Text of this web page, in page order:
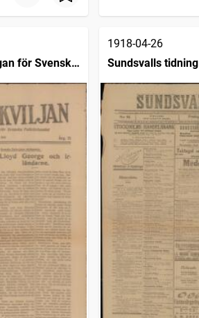
för Svenska
1918-04-26
Sundsvalls tidning